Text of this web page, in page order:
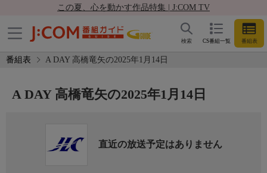
この夏、心を動かす作品特集 | J:COM TV
CS番組一覧 番組表
検索
番組表 A DAY 高橋竜矢の2025年1月14日
A DAY 高橋竜矢の2025年1月14日
直近の放送予定はありません